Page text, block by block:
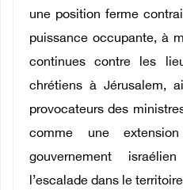
une position ferme
puissance occupante, à
continues contre les
chrétiens à Jérusalem,
provocateurs des
comme une
gouvernement
l’escalade dans le